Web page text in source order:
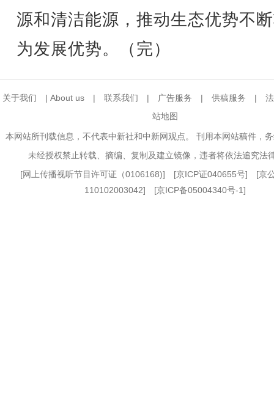
源和清洁能源，推动生态优势不
为发展优势。（完）
关于我们 | About us | 联系我们 | 广告服务 | 供稿服务 |
站地图
本网站所刊载信息，不代表中新社和中新网观点。 刊用本网站稿件，
未经授权禁止转载、摘编、复制及建立镜像，违者将依法追究法
[网上传播视听节目许可证（0106168)] [京ICP证040655号] [京
110102003042] [京ICP备05004340号-1]